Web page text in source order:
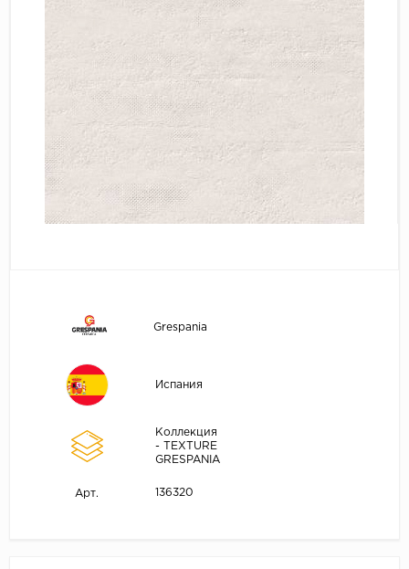
Grespania
Испания
Коллекция
- TEXTURE
GRESPANIA
Арт. 136320